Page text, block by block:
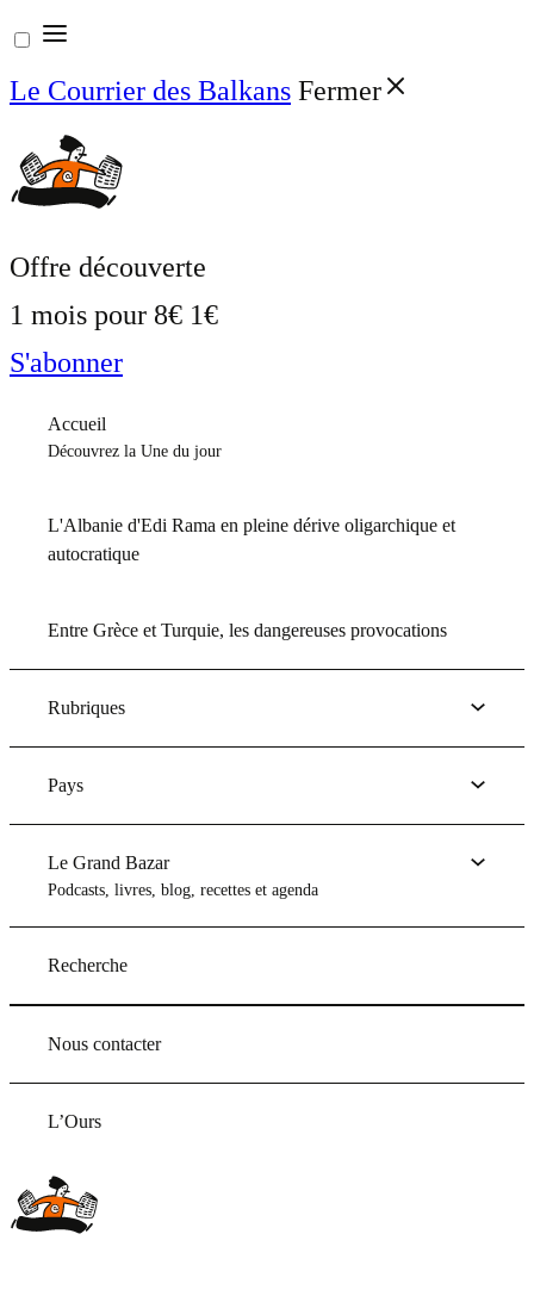
Aller
au
contenu
Le Courrier des Balkans Fermer
Offre découverte
1 mois pour 8€ 1€
S'abonner
Accueil
Découvrez la Une du jour
L'Albanie d'Edi Rama en pleine dérive oligarchique et
autocratique
Entre Grèce et Turquie, les dangereuses provocations
Rubriques
Pays
Le Grand Bazar
Podcasts, livres, blog, recettes et agenda
Recherche
Nous contacter
L’Ours